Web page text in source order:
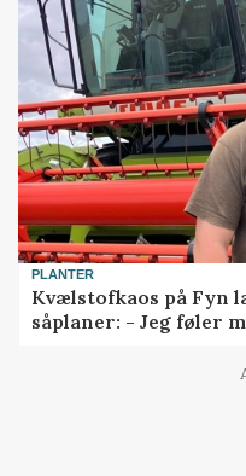
PLANTER
Kvælstofkaos på Fyn
såplaner: - Jeg føler